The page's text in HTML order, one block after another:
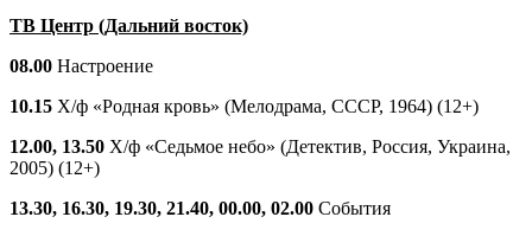
ТВ Центр (Дальний восток)
08.00 Настроение
10.15 Х/ф «Родная кровь» (Мелодрама, СССР, 1964) (12+)
12.00, 13.50 Х/ф «Седьмое небо» (Детектив, Россия, Украина,
2005) (12+)
13.30, 16.30, 19.30, 21.40, 00.00, 02.00 События